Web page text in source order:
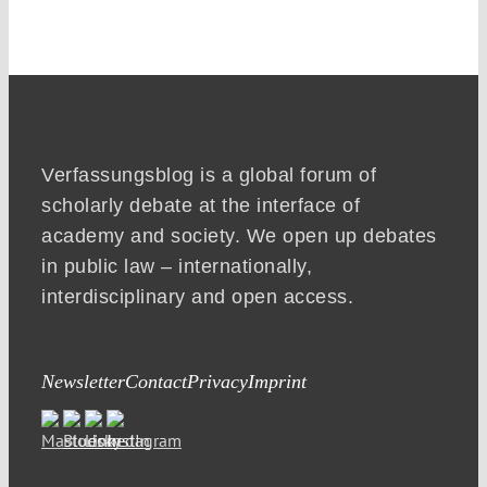
Verfassungsblog is a global forum of
scholarly debate at the interface of
academy and society. We open up debates
in public law – internationally,
interdisciplinary and open access.
NewsletterContactPrivacyImprint